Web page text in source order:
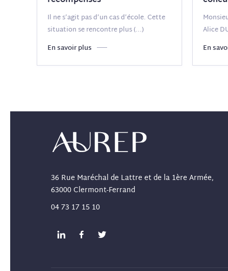
Il ne s’agit pas d’un cas d’école. Cette
situation se rencontre plus(...)
En savoir plus
Alice
En
36 Rue Maréchal de Lattre et de la 1ère Armée,
63000 Clermont-Ferrand
04 73 17 15 10